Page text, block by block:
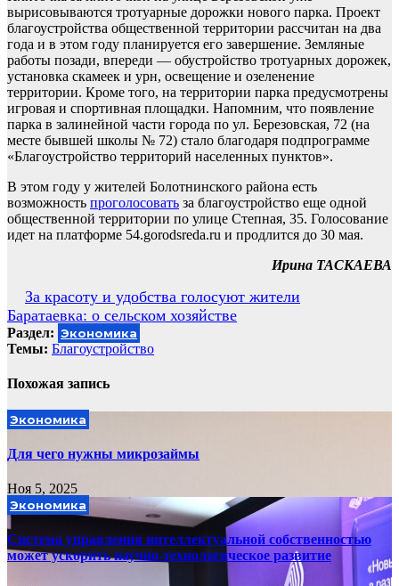
вырисовываются тротуарные дорожки нового парка. Проект
благоустройства общественной территории рассчитан на два
года и в этом году планируется его завершение. Земляные
работы позади, впереди — обустройство тротуарных дорожек,
установка скамеек и урн, освещение и озеленение
территории. Кроме того, на территории парка предусмотрены
игровая и спортивная площадки. Напомним, что появление
парка в залинейной части города по ул. Березовская, 72 (на
месте бывшей школы № 72) стало благодаря подпрограмме
«Благоустройство территорий населенных пунктов».
В этом году у жителей Болотнинского района есть
возможность проголосовать за благоустройство еще одной
общественной территории по улице Степная, 35. Голосование
идет на платформе 54.gorodsreda.ru и продлится до 30 мая.
Ирина ТАСКАЕВА
Навигация
по
записям
За красоту и удобства голосуют жители
Баратаевка: о сельском хозяйстве
Раздел: Экономика
Темы: Благоустройство
Похожая запись
Экономика
Для чего нужны микрозаймы
Ноя 5, 2025
Экономика
Система управления интеллектуальной собственностью
может ускорить научно-технологическое развитие